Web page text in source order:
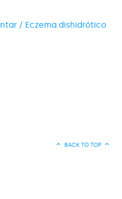
/ Eczema dishidrótico
BACK TO TOP